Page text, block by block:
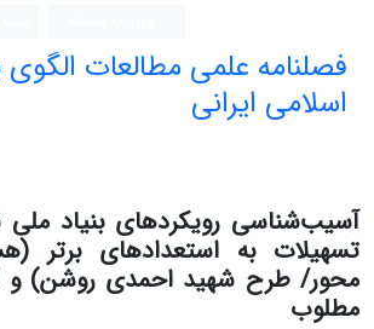
فصلنامه علمی مطالعات
اسلامی ایرانی
آسیب‌شناسی رویکردهای بنیاد ملی
تسهیلات به استعدادهای برتر
محور/ طرح شهید احمدی روشن) و
مطلوب